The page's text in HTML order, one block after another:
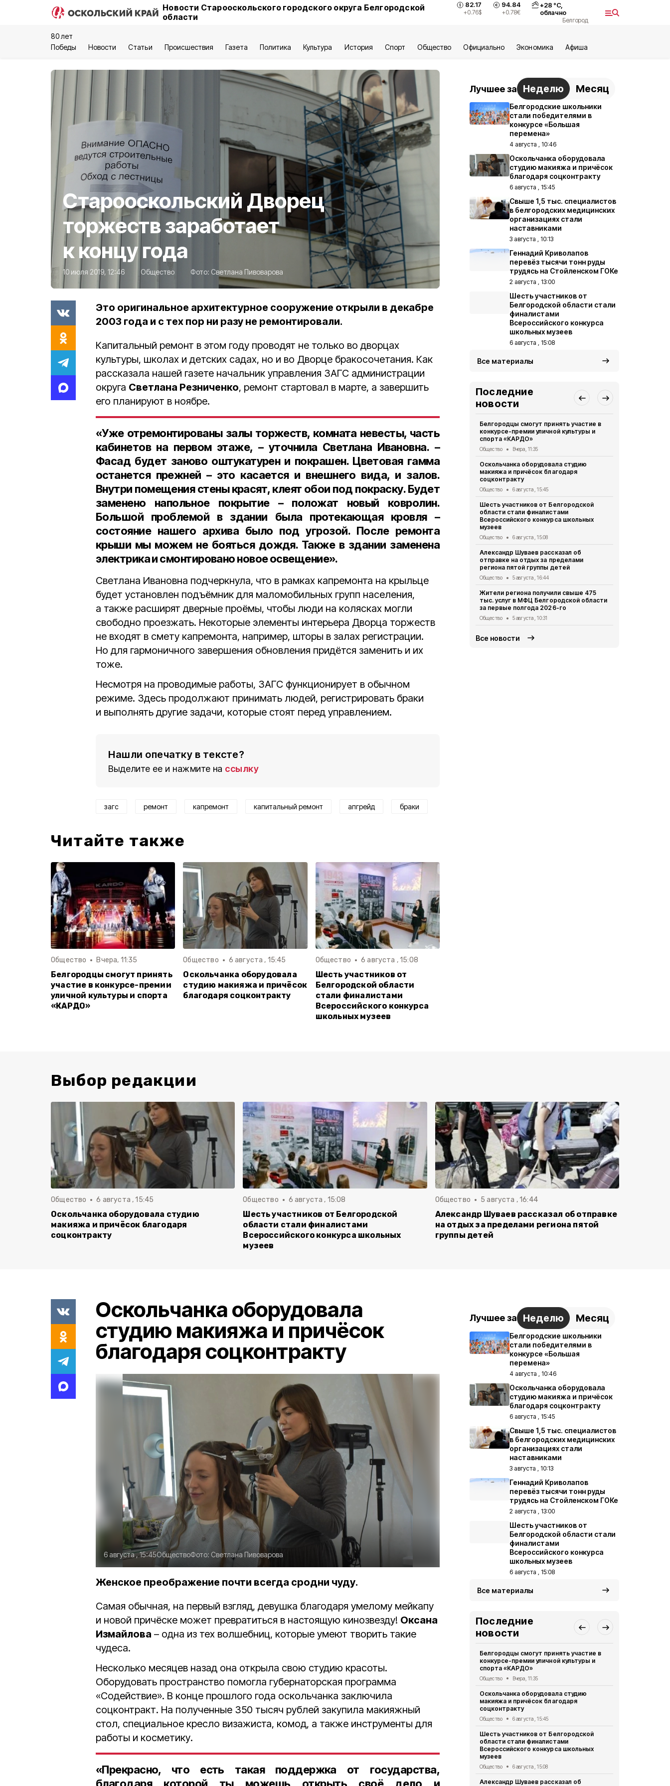
Новости Старооскольского городского округа Белгородской
области
82.17
+0.76$
94.84
+0.78€
+28 °С,
облачно
Белгород
80 лет
Победы
Новости Статьи Происшествия Газета Политика Культура История Спорт Общество Официально Экономика Aфиша
Старооскольский Дворец
торжеств заработает
к концу года
10 июля 2019, 12:46 Общество Фото: Светлана Пивоварова
Это оригинальное архитектурное сооружение открыли в декабре
2003 года и с тех пор ни разу не ремонтировали.
Капитальный ремонт в этом году проводят не только во дворцах
культуры, школах и детских садах, но и во Дворце бракосочетания. Как
рассказала нашей газете начальник управления ЗАГС администрации
округа Светлана Резниченко, ремонт стартовал в марте, а завершить
его планируют в ноябре.
«Уже отремонтированы залы торжеств, комната невесты, часть
кабинетов на первом этаже, – уточнила Светлана Ивановна. –
Фасад будет заново оштукатурен и покрашен. Цветовая гамма
останется прежней – это касается и внешнего вида, и залов.
Внутри помещения стены красят, клеят обои под покраску. Будет
заменено напольное покрытие – положат новый ковролин.
Большой проблемой в здании была протекающая кровля –
состояние нашего архива было под угрозой. После ремонта
крыши мы можем не бояться дождя. Также в здании заменена
электрика и смонтировано новое освещение».
Светлана Ивановна подчеркнула, что в рамках капремонта на крыльце
будет установлен подъёмник для маломобильных групп населения,
а также расширят дверные проёмы, чтобы люди на колясках могли
свободно проезжать. Некоторые элементы интерьера Дворца торжеств
не входят в смету капремонта, например, шторы в залах регистрации.
Но для гармоничного завершения обновления придётся заменить и их
тоже.
Несмотря на проводимые работы, ЗАГС функционирует в обычном
режиме. Здесь продолжают принимать людей, регистрировать браки
и выполнять другие задачи, которые стоят перед управлением.
Нашли опечатку в тексте?
Выделите ее и нажмите на ссылку
загс ремонт капремонт капитальный ремонт апгрейд браки
Читайте также
Общество Вчера, 11:35
Белгородцы смогут принять
участие в конкурсе-премии
уличной культуры и спорта
«КАРДО»
Общество 6 августа , 15:45
Оскольчанка оборудовала
студию макияжа и причёсок
благодаря соцконтракту
Общество 6 августа , 15:08
Шесть участников от
Белгородской области
стали финалистами
Всероссийского конкурса
школьных музеев
Лучшее за Неделю Месяц
Белгородские школьники
стали победителями в
конкурсе «Большая
перемена»
4 августа , 10:46
Оскольчанка оборудовала
студию макияжа и причёсок
благодаря соцконтракту
6 августа , 15:45
Свыше 1,5 тыс. специалистов
в белгородских медицинских
организациях стали
наставниками
3 августа , 10:13
Геннадий Криволапов
перевёз тысячи тонн руды
трудясь на Стойленском ГОКе
2 августа , 13:00
Шесть участников от
Белгородской области стали
финалистами
Всероссийского конкурса
школьных музеев
6 августа , 15:08
Все материалы
Последние
новости
Белгородцы смогут принять участие в
конкурсе-премии уличной культуры и
спорта «КАРДО»
Общество Вчера, 11:35
Оскольчанка оборудовала студию
макияжа и причёсок благодаря
соцконтракту
Общество 6 августа , 15:45
Шесть участников от Белгородской
области стали финалистами
Всероссийского конкурса школьных
музеев
Общество 6 августа , 15:08
Александр Шуваев рассказал об
отправке на отдых за пределами
региона пятой группы детей
Общество 5 августа , 16:44
Жители региона получили свыше 475
тыс. услуг в МФЦ Белгородской области
за первые полгода 2026-го
Общество 5 августа , 10:31
Все новости
Выбор редакции
Общество 6 августа , 15:45
Оскольчанка оборудовала студию
макияжа и причёсок благодаря
соцконтракту
Общество 6 августа , 15:08
Шесть участников от Белгородской
области стали финалистами
Всероссийского конкурса школьных
музеев
Общество 5 августа , 16:44
Александр Шуваев рассказал об отправке
на отдых за пределами региона пятой
группы детей
Оскольчанка оборудовала
студию макияжа и причёсок
благодаря соцконтракту
6 августа , 15:45ОбществоФото: Светлана Пивоварова
Женское преображение почти всегда сродни чуду.
Самая обычная, на первый взгляд, девушка благодаря умелому мейкапу
и новой причёске может превратиться в настоящую кинозвезду! Оксана
Измайлова – одна из тех волшебниц, которые умеют творить такие
чудеса.
Несколько месяцев назад она открыла свою студию красоты.
Оборудовать пространство помогла губернаторская программа
«Содействие». В конце прошлого года оскольчанка заключила
соцконтракт. На полученные 350 тысяч рублей закупила макияжный
стол, специальное кресло визажиста, комод, а также инструменты для
работы и косметику.
«Прекрасно, что есть такая поддержка от государства,
Лучшее за Неделю Месяц
Белгородские школьники
стали победителями в
конкурсе «Большая
перемена»
4 августа , 10:46
Оскольчанка оборудовала
студию макияжа и причёсок
благодаря соцконтракту
6 августа , 15:45
Свыше 1,5 тыс. специалистов
в белгородских медицинских
организациях стали
наставниками
3 августа , 10:13
Геннадий Криволапов
перевёз тысячи тонн руды
трудясь на Стойленском ГОКе
2 августа , 13:00
Шесть участников от
Белгородской области стали
финалистами
Всероссийского конкурса
школьных музеев
6 августа , 15:08
Все материалы
Последние
новости
Белгородцы смогут принять участие в
конкурсе-премии уличной культуры и
спорта «КАРДО»
Общество Вчера, 11:35
Оскольчанка оборудовала студию
макияжа и причёсок благодаря
соцконтракту
Общество 6 августа , 15:45
Шесть участников от Белгородской
области стали финалистами
Всероссийского конкурса школьных
музеев
Общество 6 августа , 15:08
Александр Шуваев рассказал об